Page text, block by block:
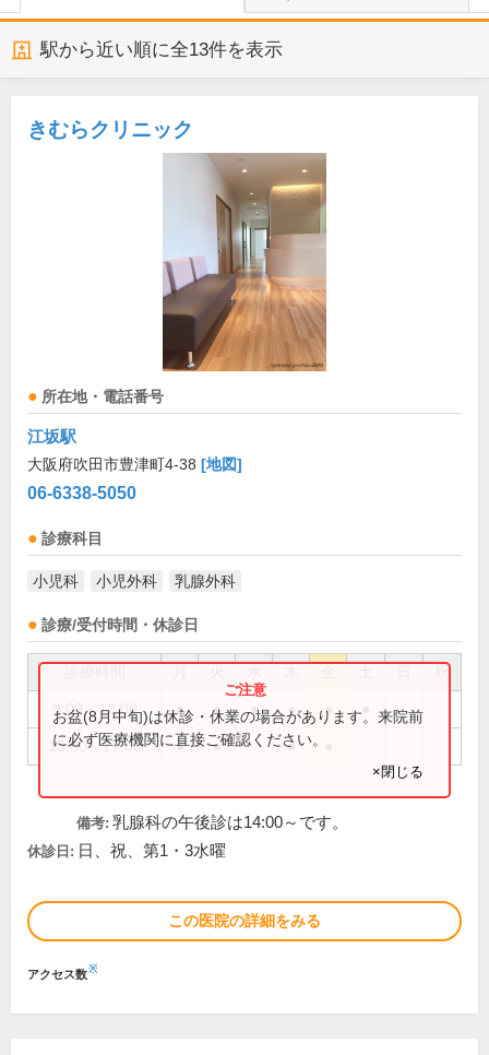
駅から近い順に全13件を表示
きむらクリニック
所在地・電話番号
江坂駅
大阪府吹田市豊津町4-38 [地図]
06-6338-5050
診療科目
小児科 小児外科 乳腺外科
診療/受付時間・休診日
祝
9:00～12:00 ● ● ● ● ●
15:00～17:00 ● ● ●
お盆(8月中旬)は休診・休業の場合があります。来院前
に必ず医療機関に直接ご確認ください。
×閉じる
備考: 乳腺科の午後診は14:00～です。
休診日: 日、祝、第1・3水曜
この医院の詳細をみる
アクセス数※